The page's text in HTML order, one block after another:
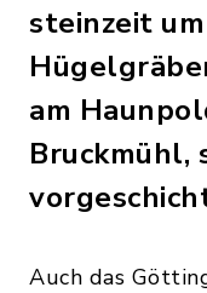
steinzeit
am
Bruckmühl,
Auch das